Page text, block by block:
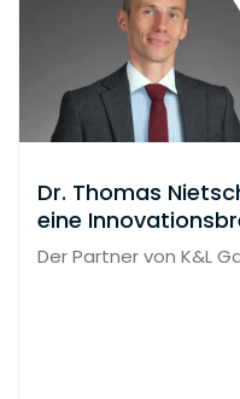
Dr. Thomas
eine
Der Partner von K&L